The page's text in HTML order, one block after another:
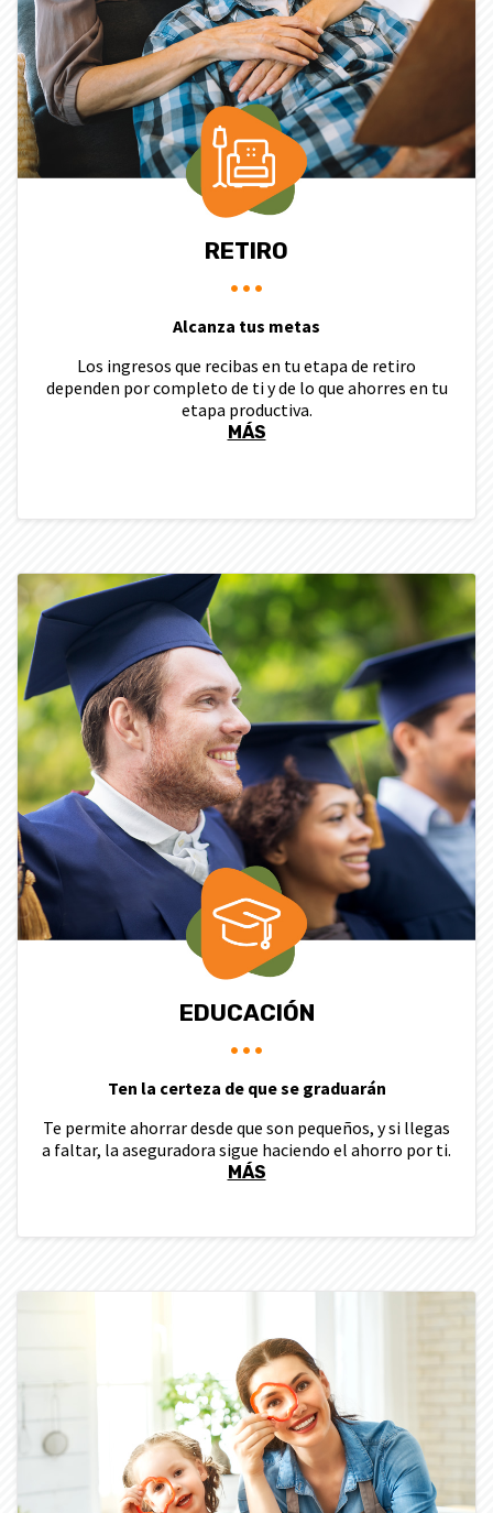
RETIRO
Alcanza tus metas
Los ingresos que recibas en tu etapa de retiro
dependen por completo de ti y de lo que ahorres en tu
etapa productiva.
MÁS
EDUCACIÓN
Ten la certeza de que se graduarán
Te permite ahorrar desde que son pequeños, y si llegas
a faltar, la aseguradora sigue haciendo el ahorro por ti.
MÁS